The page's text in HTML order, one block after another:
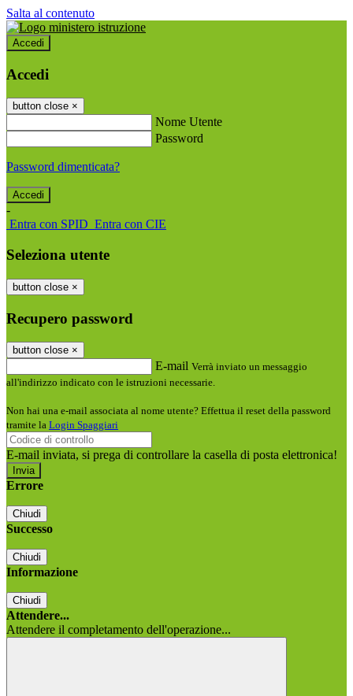
Salta al contenuto
Accedi
Accedi
button close ×
Nome Utente
Password
Password dimenticata?
-
Entra con SPID Entra con CIE
Seleziona utente
button close ×
Recupero password
button close ×
E-mail Verrà inviato un messaggio
all'indirizzo indicato con le istruzioni necessarie.
Non hai una e-mail associata al nome utente? Effettua il reset della password
tramite la Login Spaggiari
E-mail inviata, si prega di controllare la casella di posta elettronica!
Errore
Chiudi
Successo
Chiudi
Informazione
Chiudi
Attendere...
Attendere il completamento dell'operazione...